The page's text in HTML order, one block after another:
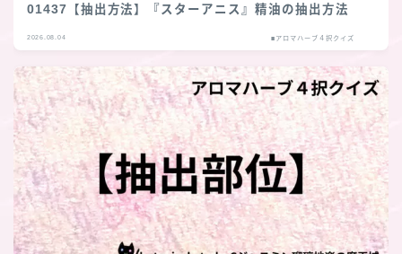
01437【抽出方法】『スターアニス』精油の抽出方法
2026.08.04 ■アロマハーブ４択クイズ